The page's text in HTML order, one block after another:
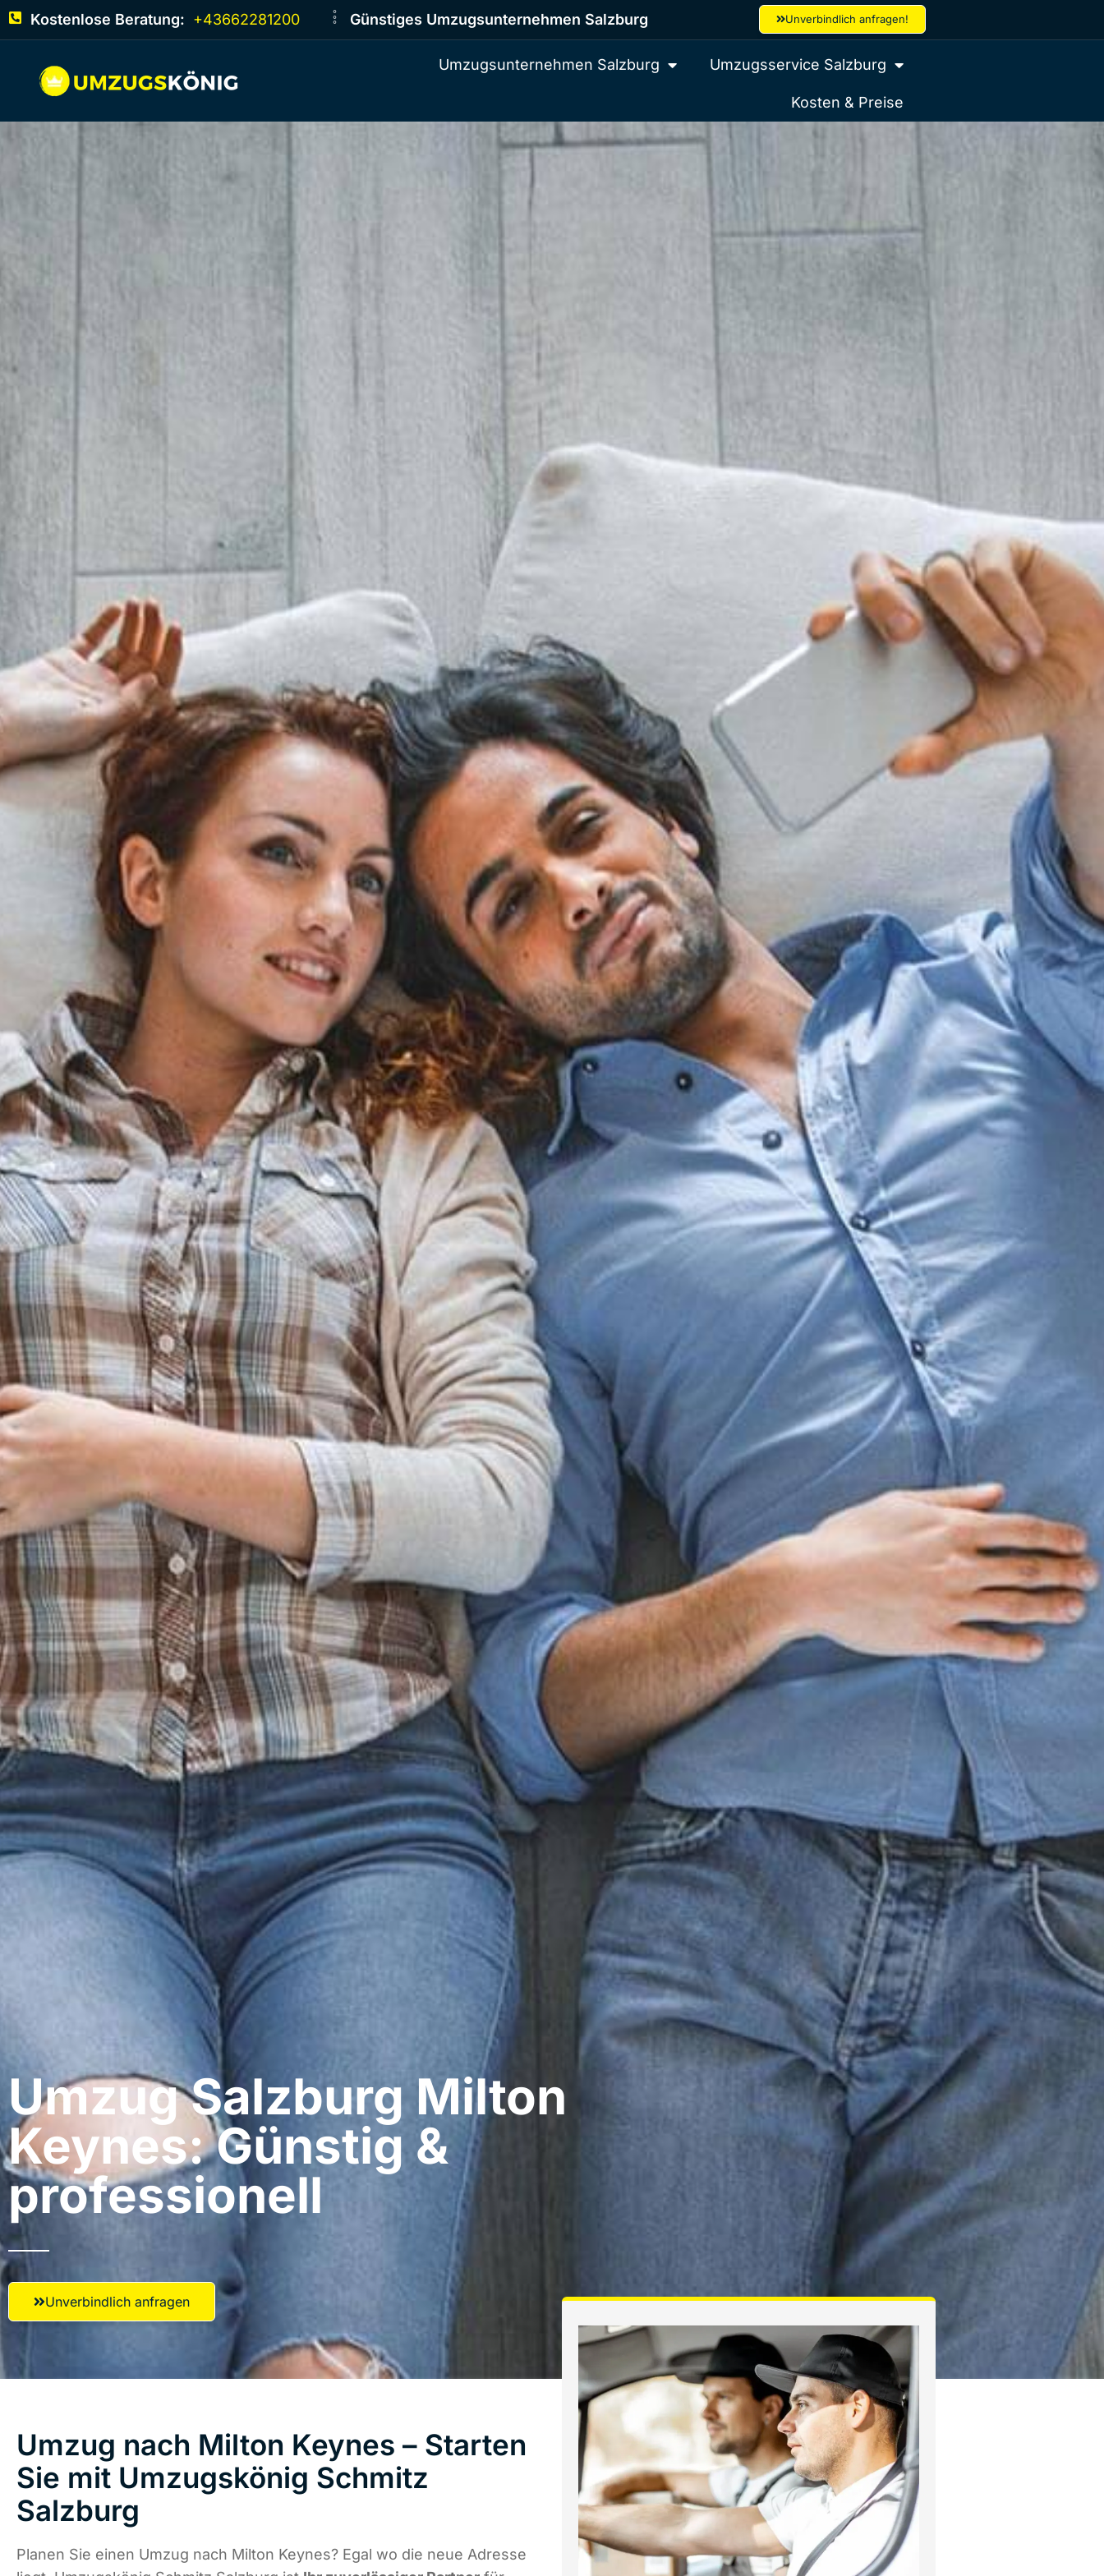
Kostenlose Beratung: +43662281200 Günstiges Umzugsunternehmen Salzburg Unverbindlich anfragen!
Umzugsunternehmen Salzburg Umzugsservice Salzburg
Kosten & Preise
Umzug Salzburg​ Milton
Keynes: Günstig &
professionell​
Unverbindlich anfragen
Umzug nach Milton Keynes – Starten
Sie mit Umzugskönig Schmitz
Salzburg
Planen Sie einen Umzug nach Milton Keynes? Egal wo die neue Adresse